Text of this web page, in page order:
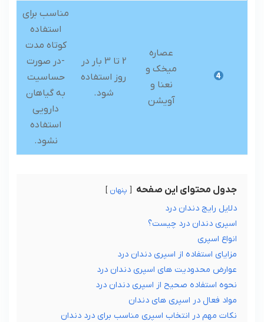
عصاره
میخک و
نعنا و
آویشن
2 تا 3 بار در
روز استفاده
شود.
مناسب برای
استفاده
کوتاه مدت
-در صورت
حساسیت
به گیاهان
دارویی
استفاده
نشود.
جدول محتوای این صفحه پنهان
دلایل رایج دندان درد
اسپری دندان درد چیست؟
انواع اسپری
مزایای استفاده از اسپری دندان درد
عوارض محدودیت های اسپری دندان درد
نحوه استفاده صحیح از اسپری دندان درد
مواد فعال در اسپری های دندان
نکات مهم در انتخاب اسپری مناسب برای درد دندان